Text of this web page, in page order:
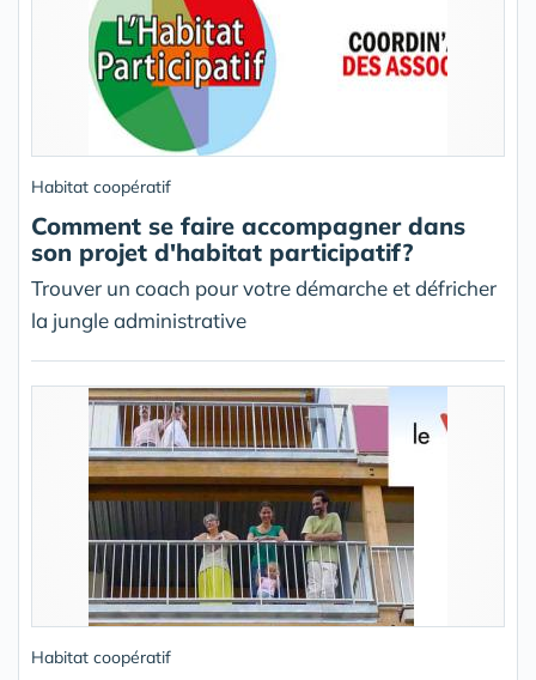
Habitat coopératif
Comment se faire accompagner dans
son projet d'habitat participatif?
Trouver un coach pour votre démarche et défricher
la jungle administrative
Habitat coopératif